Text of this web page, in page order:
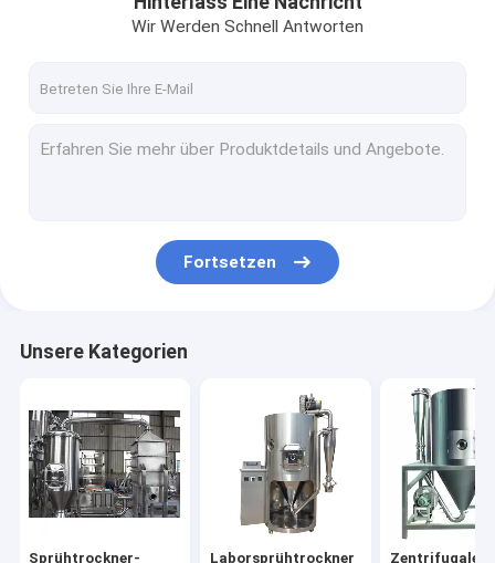
Fabrik-Ausflug
Zentrifugaler Sprühtrockner
Druck-Sprühtrockner
Trockene Granulations-Maschine
Wir Werden Schnell Antworten
Fortsetzen
Unsere Kategorien
Sprühtrockner- Laborsprühtrockner Zentrifugaler